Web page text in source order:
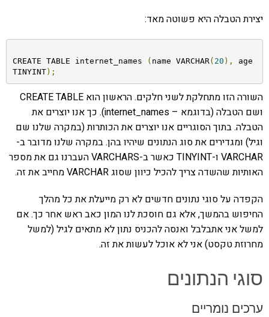
יצירת הטבלה היא פשוטה מאד:
CREATE TABLE internet_names ( name VARCHAR( 20 ),
age
TINYINT);
השורה הזו מתחלקת לשני חלקים. הראשון הוא CREATE TABLE
ושם הטבלה (בדוגמא – internet_names). כך אנו יוצרים את
הטבלה. בתוך הסוגריים אנו יוצרים את הכותרות (במקרה שלנו שם
וגיל) ומגדירים את סוג הנתונים שיהיו בהן. במקרה שלנו מדובר ב-
VARCHAR ו-TINYINT כאשר ב-VARCHARS העברנו גם את מספר
האותיות שהשדה צריך להכיל כיוון שסוג VARCHAR מחייב את זה.
הקפדה על סוגי נתונים חדשים לא רק מייעלת את כל מהלך
החיפוש בהמשך, אלא גם חוסכת לנו המון כאב ראש אחר כך. אם
למשל אני אתבלבל ואנסה להכניס נתון לא מתאים לגיל (למשל
מחרוזת טקסט) אני לא אוכל לעשות את זה.
סוגי הנתונים
ערכים נומריים